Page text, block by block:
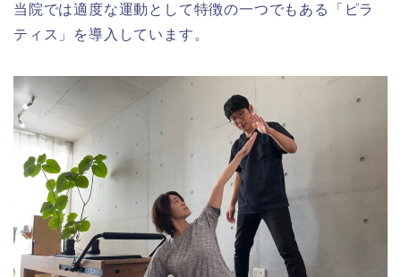
当院では適度な運動として特徴の一つでもある「ピラ
ティス」を導入しています。